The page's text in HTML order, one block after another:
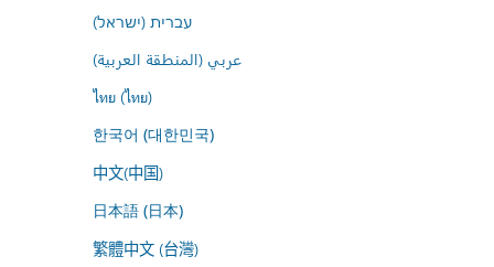
עברית (ישראל)
عربي (المنطقة العربية)
ไทย (ไทย)
한국어 (대한민국)
中文(中国)
日本語 (日本)
繁體中文 (台灣)